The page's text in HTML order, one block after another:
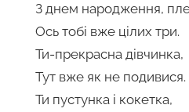
З днем народження,
Ось тобі вже цілих три.
Ти-прекрасна дівчинка,
Тут вже як не подивися.
Ти пустунка і кокетка,